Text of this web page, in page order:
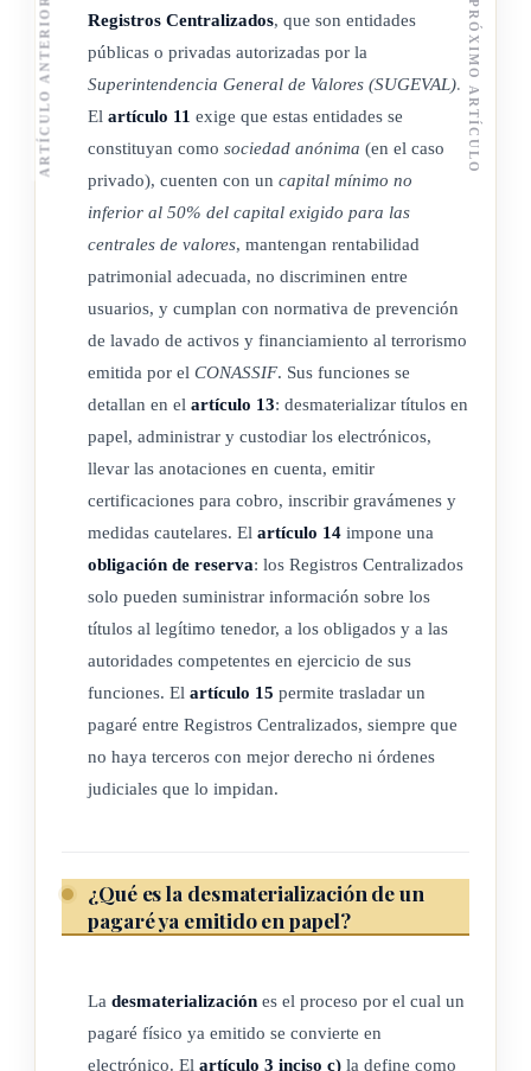
Comercio, salvo lo modificado en virtud de esta ley;
igualmente, deberá cumplirse con los requisitos establecidos
por las leyes vigentes asociados a la emisión de documentos
electrónicos y firma digital, que permitan verificar su
integridad e identificar de forma unívoca a su firmante y
vincular jurídicamente al emisor, avalista, tenedor o cualquier
otro interviniente, según corresponda.
Las firmas del deudor, avalista, endosante o cualquier otro
interviniente, si los hubiera, podrán realizarse mediante firma
digital o certificado digital, indistintamente.
Para efectos de la letra de cambio y pagaré electrónicos, será
legítimo tenedor quien aparezca como tal en la anotación en
cuenta, en el sistema del Registro Centralizado autorizado.
ARTÍCULO 8
Efecto jurídico de la anotación en cuenta.
Registro Centralizado.
La desmaterialización, emisión, custodia, administración,
cualquier acto cambiario se perfeccionará mediante la
anotación en cuenta.
Registros Centralizados, que son entidades
públicas o privadas autorizadas por la
Superintendencia General de Valores (SUGEVAL).
El artículo 11 exige que estas entidades se
constituyan como sociedad anónima (en el caso
privado), cuenten con un capital mínimo no
inferior al 50% del capital exigido para las
centrales de valores, mantengan rentabilidad
patrimonial adecuada, no discriminen entre
usuarios, y cumplan con normativa de prevención
de lavado de activos y financiamiento al terrorismo
emitida por el CONASSIF. Sus funciones se
detallan en el artículo 13: desmaterializar títulos en
papel, administrar y custodiar los electrónicos,
llevar las anotaciones en cuenta, emitir
certificaciones para cobro, inscribir gravámenes y
medidas cautelares. El artículo 14 impone una
obligación de reserva: los Registros Centralizados
solo pueden suministrar información sobre los
títulos al legítimo tenedor, a los obligados y a las
autoridades competentes en ejercicio de sus
funciones. El artículo 15 permite trasladar un
pagaré entre Registros Centralizados, siempre que
no haya terceros con mejor derecho ni órdenes
judiciales que lo impidan.
¿Qué es la desmaterialización de un
pagaré ya emitido en papel?
La desmaterialización es el proceso por el cual un
pagaré físico ya emitido se convierte en
electrónico. El artículo 3 inciso c) la define como
ARTÍCULO ANTERIOR PRÓXIMO ARTÍCULO